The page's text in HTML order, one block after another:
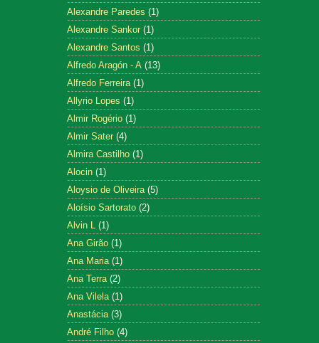
Alexandre Paredes (1)
Alexandre Sankor (1)
Alexandre Santos (1)
Alfredo Aragón - A (13)
Alfredo Ferreira (1)
Allyrio Lopes (1)
Almir Rogério (1)
Almir Sater (4)
Almira Castilho (1)
Alocin (1)
Aloysio de Oliveira (5)
Aloísio Sartorato (2)
Alvin L (1)
Ana Girão (1)
Ana Maria (1)
Ana Terra (2)
Ana Vilela (1)
Anastácia (3)
André Filho (4)